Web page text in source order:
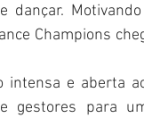
dançar.
Champions
intensa e aberta
gestores para